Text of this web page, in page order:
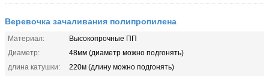
Веревочка зачаливания полипропилена
Материал:
Высокопрочные ПП
Диаметр:
48мм (диаметр можно подгонять)
длина катушки:
220м (длину можно подгонять)